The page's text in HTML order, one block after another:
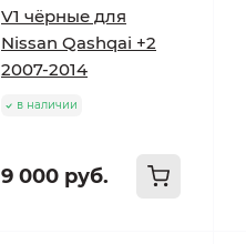
V1 чёрные для
Nissan Qashqai +2
2007-2014
в наличии
9 000 руб.